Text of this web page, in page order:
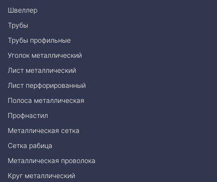
Швеллер
Трубы
Трубы профильные
Уголок металлический
Лист металлический
Лист перфорированный
Полоса металлическая
Профнастил
Металлическая сетка
Сетка рабица
Металлическая проволока
Круг металлический